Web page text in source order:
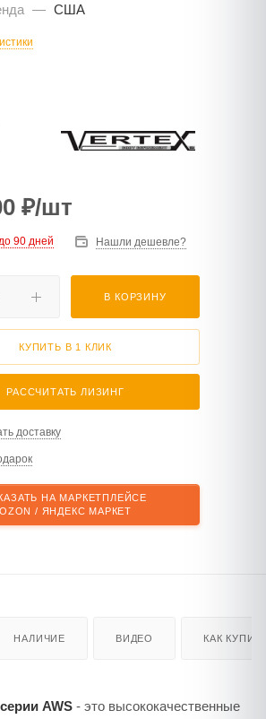
— США
₽/шт
90 дней Нашли дешевле?
В КОРЗИНУ
КУПИТЬ В 1 КЛИК
РАССЧИТАТЬ ЛИЗИНГ
доставку
НА МАРКЕТПЛЕЙСЕ
OZON / ЯНДЕКС МАРКЕТ
НАЛИЧИЕ ВИДЕО КАК
AWS - это высококачественные